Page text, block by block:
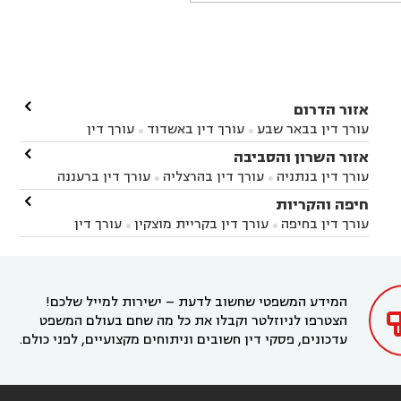
אזור הדרום
עורך דין בבאר שבע  עורך דין באשדוד 
עורך דין
באשקלון
עורך דין בבאר טוביה עורך דין בגן יבנה
עורך דין בניר הבנים עורך דין בערד
זיקים
עורך דין בנתיבות עורך דין בקרית מלאכי

אזור השרון והסביבה
עורך דין בנתניה  עורך דין בהרצליה  עורך דין ברעננה
עורך דין בחדרה עורך דין בכפר סבא
עורך דין בהוד
השרון
עורך דין באבן יהודה
עורך דין בחריש עורך דין בקיסריה עורך דין בקדימה

חיפה והקריות
עורך דין בחיפה  עורך דין בקריית מוצקין 
עורך דין
בקרית מוצקין
עורך דין בקריית אתא
עורך דין

המידע המשפטי שחשוב לדעת – ישירות למייל שלכם!
הצטרפו לניוזלטר וקבלו את כל מה שחם בעולם המשפט
עדכונים, פסקי דין חשובים וניתוחים מקצועיים, לפני כולם.